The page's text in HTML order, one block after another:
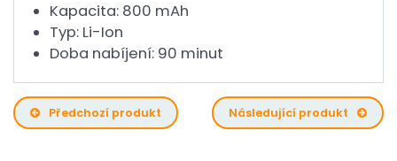
Kapacita: 800 mAh
Typ: Li-Ion
Doba nabíjení: 90 minut
Předchozí produkt Následující produkt